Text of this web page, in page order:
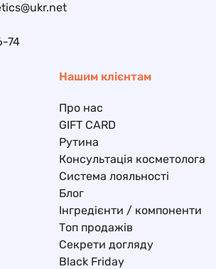
74
Нашим клієнтам
Про нас
GIFT CARD
Рутина
Консультація косметолога
Система лояльності
Блог
Інгредієнти / компоненти
Топ продажів
Секрети догляду
Black Friday